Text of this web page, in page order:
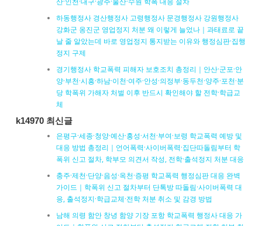
하동행정사 경산행정사 고령행정사 문경행정사 강원행정사
강화군 옹진군 영업정지 처분 왜 이렇게 늘었나｜과태료로 끝
날 줄 알았는데 바로 영업정지 통지받는 이유와 행정심판·집행
정지 구제
경기행정사 학교폭력 피해자 보호조치 총정리｜안산·군포·안
양·부천·시흥·하남·이천·여주·안성·의정부·동두천·양주·포천·분
당 학폭위 가해자 처벌 이후 반드시 확인해야 할 전학·학급교
체
k14970 최신글
은평구·세종·청양·예산·홍성·서천·부여·보령 학교폭력 예방 및
대응 방법 총정리｜언어폭력·사이버폭력·집단따돌림부터 학
폭위 신고 절차, 학부모 의견서 작성, 전학·출석정지 처분 대응
충주·제천·단양·음성·옥천·증평 학교폭력 행정심판 대응 완벽
가이드｜학폭위 신고 절차부터 단톡방 따돌림·사이버폭력 대
응, 출석정지·학급교체·전학 처분 취소 및 감경 방법
남해 의령 함안 창녕 함양 기장 포항 학교폭력 행정사 대응 가